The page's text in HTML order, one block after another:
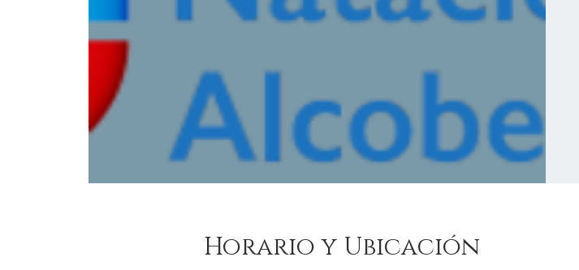
Horario y Ubicación